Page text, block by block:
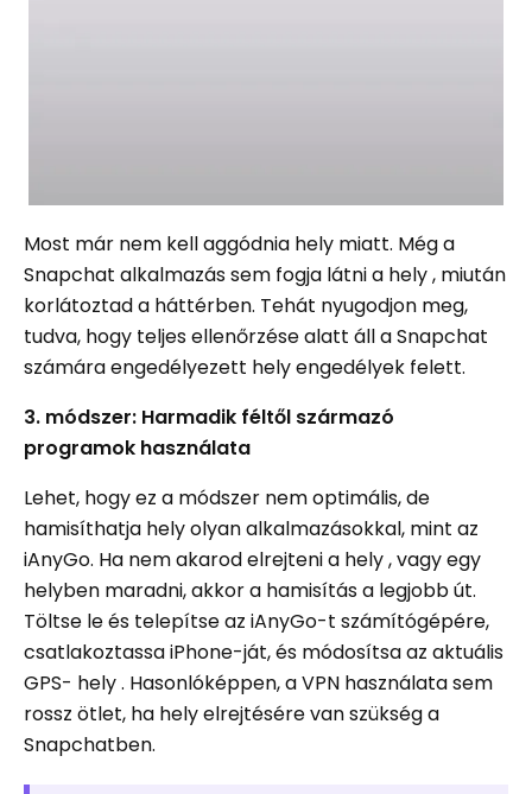
Most már nem kell aggódnia hely miatt. Még a
Snapchat alkalmazás sem fogja látni a hely , miután
korlátoztad a háttérben. Tehát nyugodjon meg,
tudva, hogy teljes ellenőrzése alatt áll a Snapchat
számára engedélyezett hely engedélyek felett.
3. módszer: Harmadik féltől származó
programok használata
Lehet, hogy ez a módszer nem optimális, de
hamisíthatja hely olyan alkalmazásokkal, mint az
iAnyGo. Ha nem akarod elrejteni a hely , vagy egy
helyben maradni, akkor a hamisítás a legjobb út.
Töltse le és telepítse az iAnyGo-t számítógépére,
csatlakoztassa iPhone-ját, és módosítsa az aktuális
GPS- hely . Hasonlóképpen, a VPN használata sem
rossz ötlet, ha hely elrejtésére van szükség a
Snapchatben.